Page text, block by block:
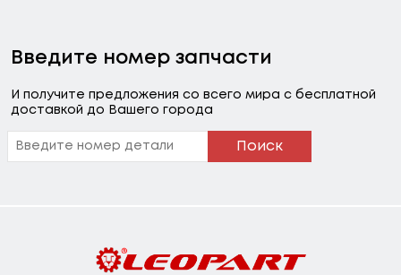
Введите номер запчасти
И получите предложения со всего мира с бесплатной
доставкой до Вашего города
Поиск